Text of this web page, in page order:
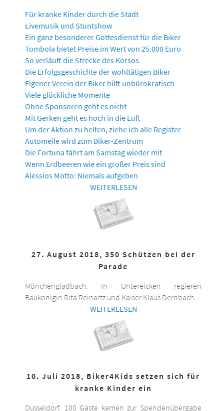
Für kranke Kinder durch die Stadt
Livemusik und Stuntshow
Ein ganz besonderer Gottesdienst für die Biker
Tombola bietet Preise im Wert von 25.000 Euro
So verläuft die Strecke des Korsos
Die Erfolgsgeschichte der wohltätigen Biker
Eigener Verein der Biker hilft unbürokratisch
Viele glückliche Momente
Ohne Sponsoren geht es nicht
Mit Gerken geht es hoch in die Luft
Um der Aktion zu helfen, ziehe ich alle Register
Automeile wird zum Biker-Zentrum
Die Fortuna fährt am Samstag wieder mit
Wenn Erdbeeren wie ein großer Preis sind
Alessios Motto: Niemals aufgeben
WEITERLESEN
27. August 2018, 350 Schützen bei der
Parade
Mönchengladbach. In Untereicken regieren
Bäukönigin Rita Reinartz und Kaiser Klaus Dernbach.
WEITERLESEN
10. Juli 2018, Biker4Kids setzen sich für
kranke Kinder ein
Düsseldorf. 100 Gäste kamen zur Spendenübergabe